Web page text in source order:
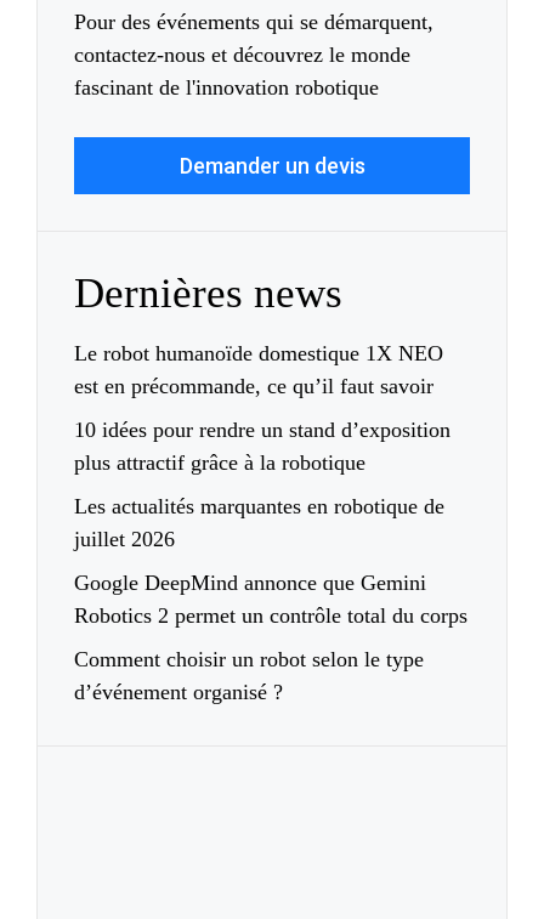
Pour des événements qui se démarquent,
contactez-nous et découvrez le monde
fascinant de l'innovation robotique
Demander un devis
Dernières news
Le robot humanoïde domestique 1X NEO
est en précommande, ce qu’il faut savoir
10 idées pour rendre un stand d’exposition
plus attractif grâce à la robotique
Les actualités marquantes en robotique de
juillet 2026
Google DeepMind annonce que Gemini
Robotics 2 permet un contrôle total du corps
Comment choisir un robot selon le type
d’événement organisé ?